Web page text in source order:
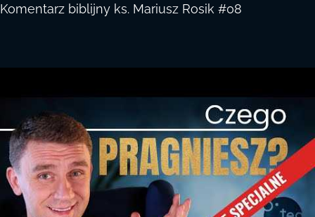
Komentarz biblijny ks. Mariusz Rosik #08